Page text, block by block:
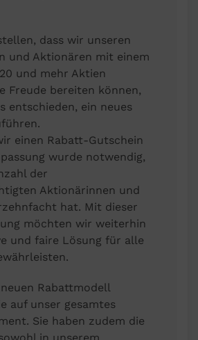
dass wir unseren
und Aktionären mit einem
und mehr Aktien
Freude bereiten können,
entschieden, ein neues
einen Rabatt-Gutschein
wurde notwendig,
der
Aktionärinnen und
hat. Mit dieser
möchten wir weiterhin
und faire Lösung für alle
Rabattmodell
auf unser gesamtes
Sie haben zudem die